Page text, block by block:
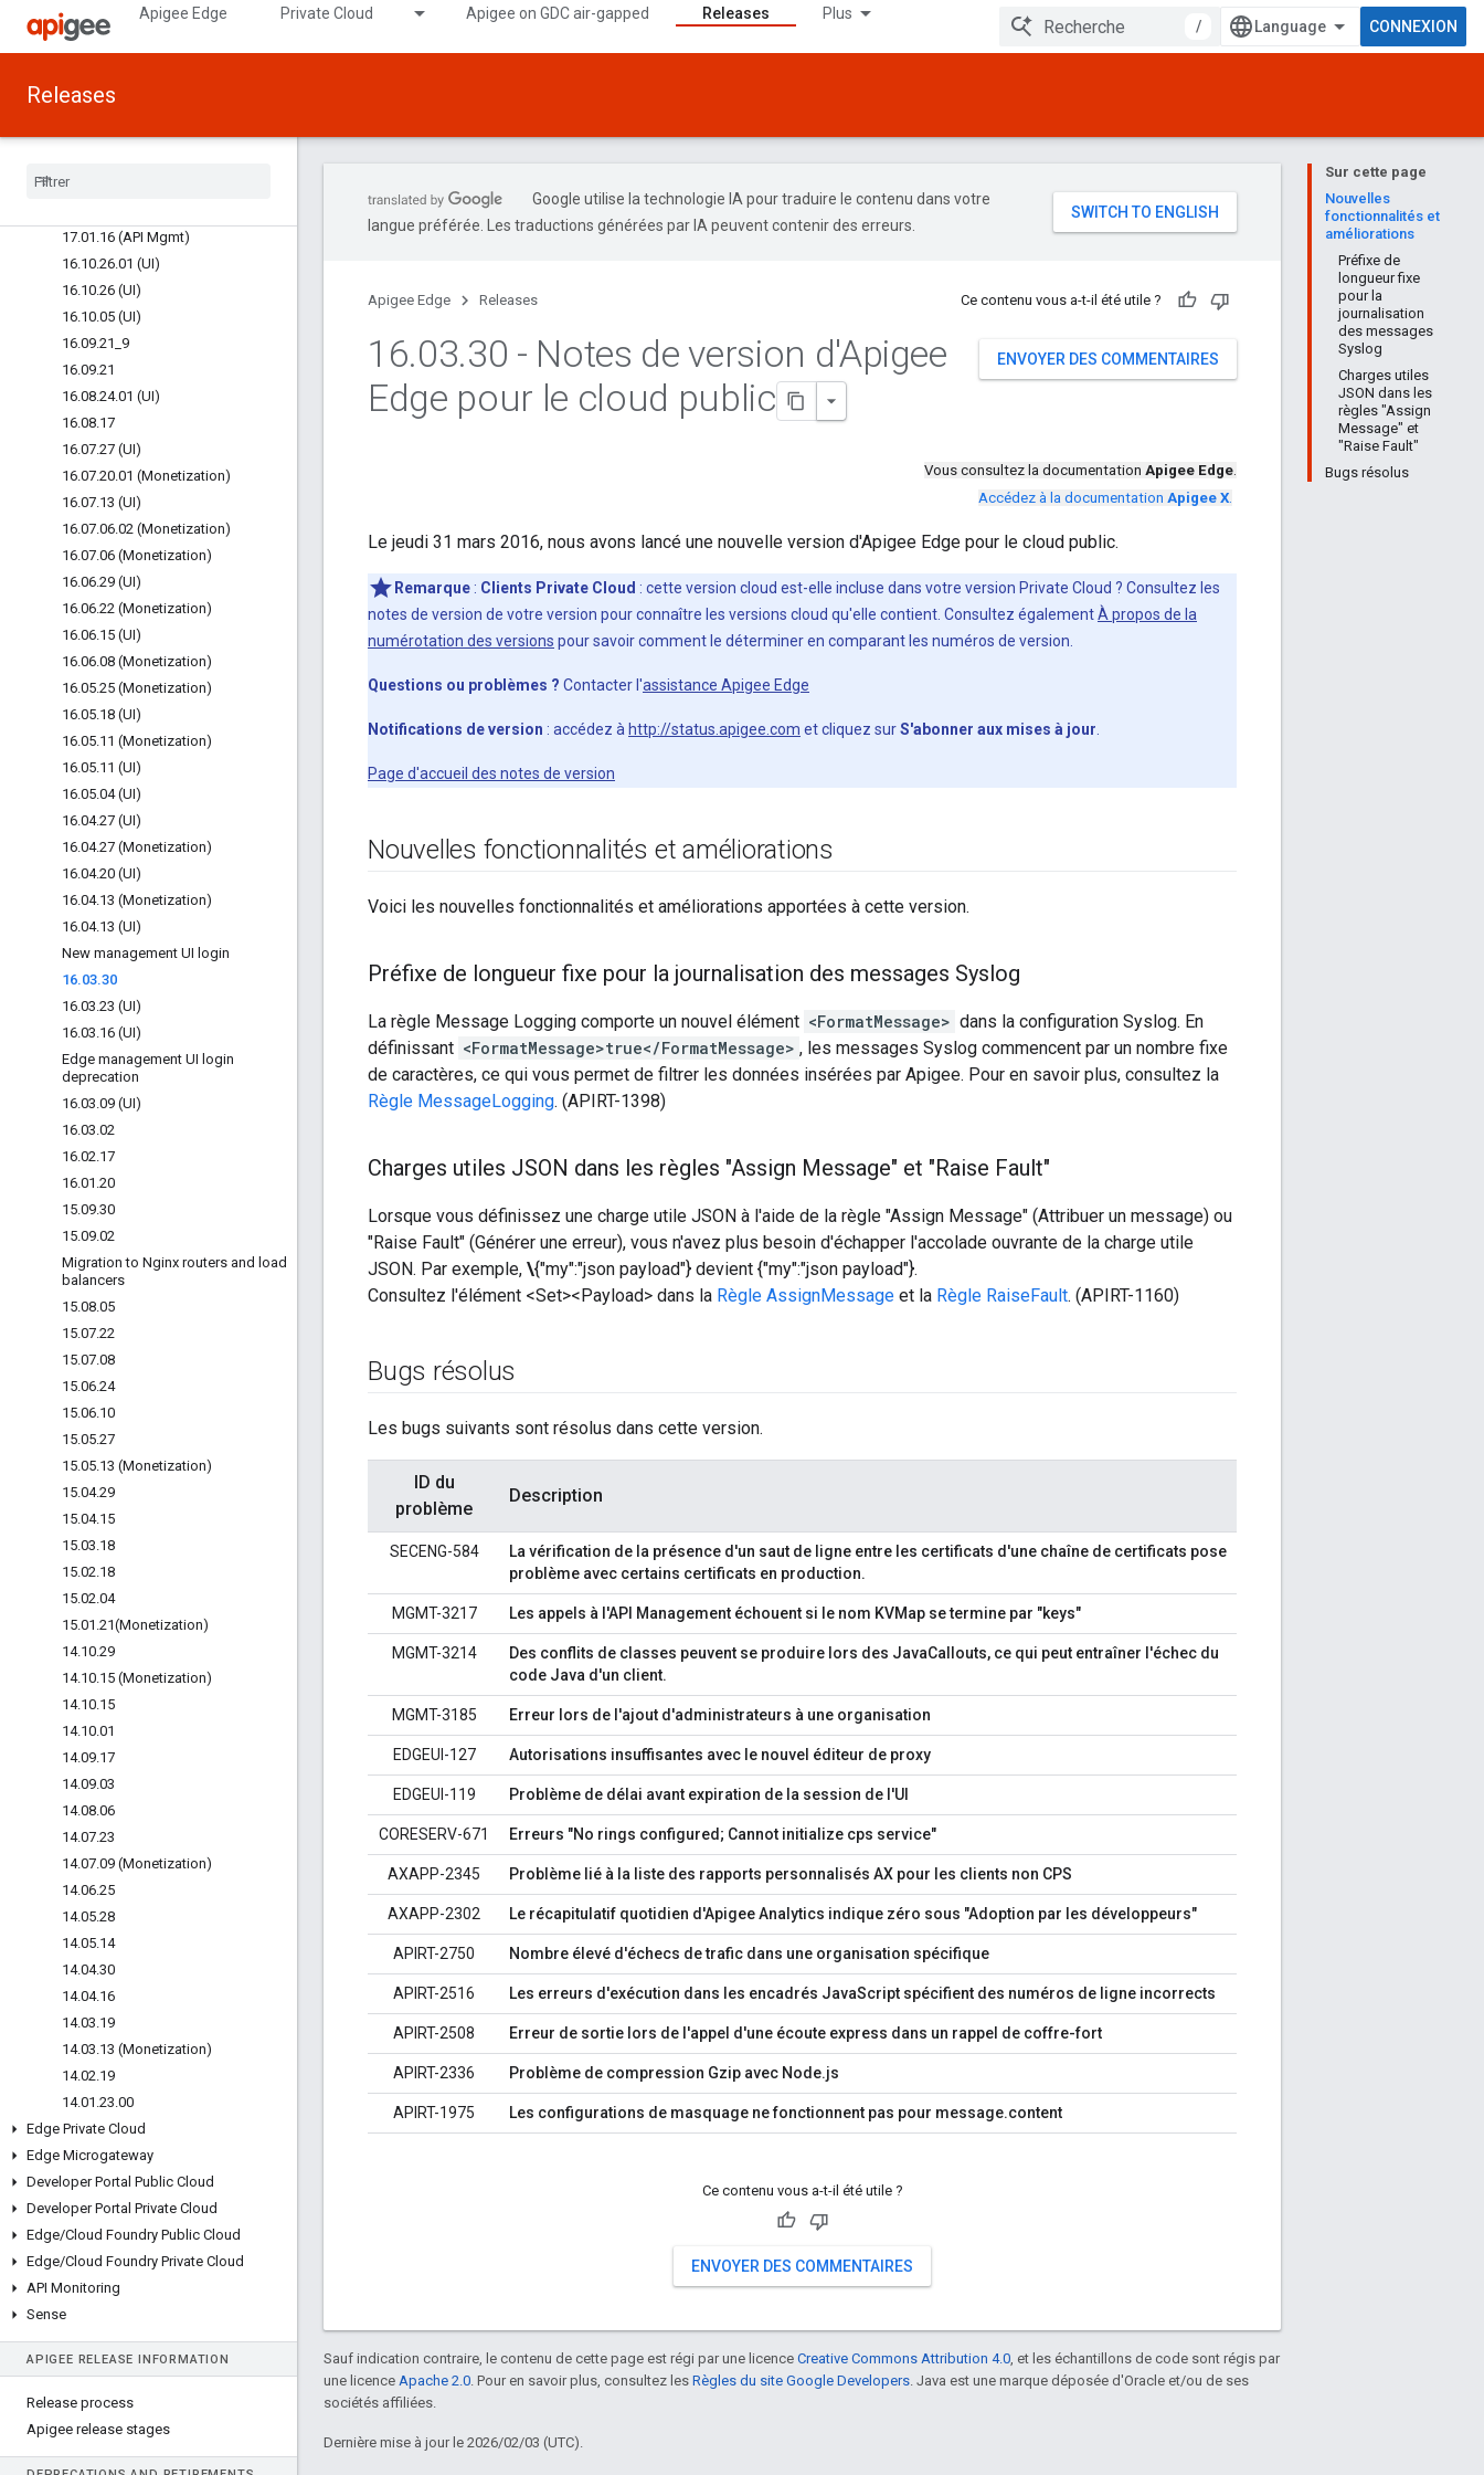
Apigee Edge Private Cloud Apigee on GDC air-gapped Releases Plus
/ CONNEXION
Releases
17.03.13.01 (Monetization)
17.03.13 (API Mgmt)
17.02.15 (UI)
17
17.01 .16 (API Mgmt)
16.10.26.01 (UI)
16.10.26 (UI)
16.10.05 (UI)
16.09.21 9
16.09.21
16.08.24.01 (UI)
16.08.17
16.07.27 (UI)
16.07.20.01 (Monetization)
16.07.13 (UI)
16.07.06.02 (Monetization)
16.07.06 (Monetization)
16.06.29 (UI)
16.06.22 (Monetization)
16.06.15 (UI)
16.06.08 (Monetization)
16.05.25 (Monetization)
16.05.18 (UI)
16.05.11 (Monetization)
16.05.11 (UI)
16.05.04 (UI)
16.04.27 (UI)
16.04.27 (Monetization)
16.04.20 (UI)
16.04.13 (Monetization)
16.04.13 (UI)
New management UI login
16.03.30
16.03.23 (UI)
16.03.16 (UI)
Edge management UI login
deprecation
16.03.09 (UI)
16.03.02
16.02.17
16.01 .20
15.09.30
15.09.02
Migration to Nginx routers and load
balancers
15.08.05
15.07.22
15.07.08
15.06.24
15.06.10
15.05.27
15.05.13 (Monetization)
15.04.29
15.04.15
15.03.18
15.02.18
15.02.04
15.01 .21(Monetization)
14.10.29
14.10.15 (Monetization)
14.10.15
14.10.01
14.09.17
14.09.03
14.08.06
14.07.23
14.07.09 (Monetization)
14.06.25
14.05.28
14.05.14
14.04.30
14.04.16
14.03.19
14.03.13 (Monetization)
14.02.19
14.01 .23.00
Edge Private Cloud
Edge Microgateway
Developer Portal Public Cloud
Developer Portal Private Cloud
Edge/Cloud Foundry Public Cloud
Edge/Cloud Foundry Private Cloud
API Monitoring
Sense
APIGEE RELEASE INFORMATION
Release process
Apigee release stages
Sur cette page
Nouvelles
fonctionnalités et
améliorations
Préfixe de
longueur fixe
pour la
journalisation
des messages
Syslog
Charges utiles
JSON dans les
règles "Assign
Message" et
"Raise Fault"
Bugs résolus
Google utilise la technologie IA pour traduire le contenu dans votre
langue préférée. Les traductions générées par IA peuvent contenir des erreurs.
Apigee Edge Releases Ce contenu vous a-t-il été utile ?
ENVOYER DES COMMENTAIRES
16.03.30 - Notes de version d'Apigee
Edge pour le cloud public
Vous consultez la documentation Apigee Edge.
Accédez à la documentation Apigee X.
Le jeudi 31 mars 2016, nous avons lancé une nouvelle version d'Apigee Edge pour le cloud public.
Remarque : Clients Private Cloud : cette version cloud est-elle incluse dans votre version Private Cloud ? Consultez les
notes de version de votre version pour connaître les versions cloud qu'elle contient. Consultez égalementÀ propos de la
numérotation des versions pour savoir comment le déterminer en comparant les numéros de version.
Questions ou problèmes ? Contacter l'assistance Apigee Edge
Notifications de version : accédez à http://status.apigee.com et cliquez surS'abonner aux mises à jour
Page d'accueil des notes de version
Nouvelles fonctionnalités et améliorations
Voici les nouvelles fonctionnalités et améliorations apportées à cette version.
Préfixe de longueur fixe pour la journalisation des messages Syslog
La règle Message Logging comporte un nouvel élément <FormatMessage> dans la configuration Syslog. En
définissant <FormatMessage>true</FormatMessage> , les messages Syslog commencent par un nombre fixe
de caractères, ce qui vous permet de filtrer les données insérées par Apigee. Pour en savoir plus, consultez la
Règle MessageLogging. (APIRT-1398)
Charges utiles JSON dans les règles "Assign Message" et "Raise Fault"
Lorsque vous définissez une charge utile JSON à l'aide de la règle "Assign Message" (Attribuer un message) ou
"Raise Fault" (Générer une erreur), vous n'avez plus besoin d'échapper l'accolade ouvrante de la charge utile
JSON. Par exemple, \{"my":"json payload"} devient {"my":"json payload"}.
Consultez l'élément <Set><Payload> dans la Règle AssignMessage et la Règle RaiseFault. (APIRT-1160)
Bugs résolus
Les bugs suivants sont résolus dans cette version.
ID du
problème
Description
SECENG-584
La vérification de la présence d'un saut de ligne entre les certificats d'une chaîne de certificats pose
problème avec certains certificats en production.
MGMT-3217 Les appels à l'API Management échouent si le nom KVMap se termine par "keys"
MGMT-3214
Des conflits de classes peuvent se produire lors des JavaCallouts, ce qui peut entraîner l'échec du
code Java d'un client.
MGMT-3185 Erreur lors de l'ajout d'administrateurs à une organisation
EDGEUI-127 Autorisations insuffisantes avec le nouvel éditeur de proxy
EDGEUI-119 Problème de délai avant expiration de la session de l'UI
CORESERV-671 Erreurs "No rings configured; Cannot initialize cps service"
AXAPP-2345 Problème lié à la liste des rapports personnalisés AX pour les clients non CPS
AXAPP-2302 Le récapitulatif quotidien d'Apigee Analytics indique zéro sous "Adoption par les développeurs"
APIRT-2750 Nombre élevé d'échecs de trafic dans une organisation spécifique
APIRT-2516 Les erreurs d'exécution dans les encadrés JavaScript spécifient des numéros de ligne incorrects
APIRT-2508 Erreur de sortie lors de l'appel d'une écoute express dans un rappel de coffre-fort
APIRT-2336 Problème de compression Gzip avec Node.js
APIRT-1975 Les configurations de masquage ne fonctionnent pas pour message.content
Ce contenu vous a-t-il été utile ?
ENVOYER DES COMMENTAIRES
Sauf indication contraire, le contenu de cette page est régi par une licence Creative Commons Attribution 4.0, et les échantillons de code sont régis par
une licence Apache 2.0. Pour en savoir plus, consultez les Règles du site Google Developers. Java est une marque déposée d'Oracle et/ou de ses
sociétés affiliées.
Dernière mise à jour le 2026/02/03 (UTC).